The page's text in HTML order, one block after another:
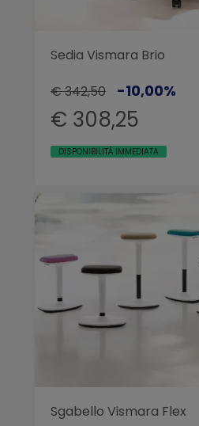
Sedia Vismara Brio
€ 342,50
-10,00%
€ 308,25
DISPONIBILITÀ IMMEDIATA
Sgabello Vismara Flex